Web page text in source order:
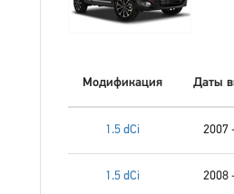
Модификация Даты
1.5 dCi 2007
1.5 dCi 2008